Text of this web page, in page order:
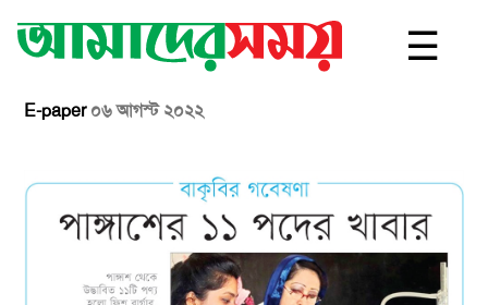
☰
E-paper০৬ আগস্ট ২০২২